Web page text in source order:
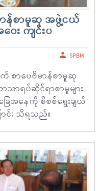
န်စာမူဆု အဖွဲ့ငယ်
း ကျင်းပ
SPBM
စာပေဗိမာန်စာမူဆု
ာရပ်ဆိုင်ရာစာမူများ
အနေကို စိစစ်ရွေးချယ်
ာင်း သိရသည်။